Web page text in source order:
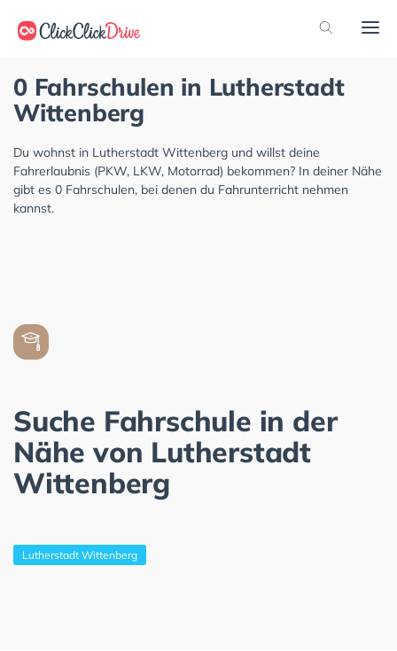
0 Fahrschulen in Lutherstadt
Wittenberg
Du wohnst in Lutherstadt Wittenberg und willst deine
Fahrerlaubnis (PKW, LKW, Motorrad) bekommen? In deiner Nähe
gibt es 0 Fahrschulen, bei denen du Fahrunterricht nehmen
kannst.
Suche Fahrschule in der
Nähe von Lutherstadt
Wittenberg
Lutherstadt Wittenberg